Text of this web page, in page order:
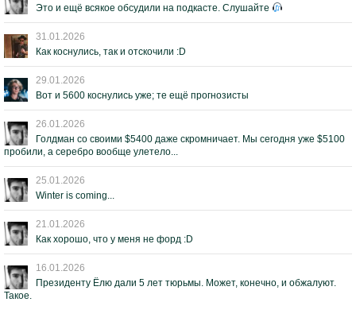
Это и ещё всякое обсудили на подкасте. Слушайте
31.01.2026
Как коснулись, так и отскочили :D
29.01.2026
Вот и 5600 коснулись уже; те ещё прогнозисты
26.01.2026
Голдман со своими $5400 даже скромничает. Мы сегодня уже $5100
пробили, а серебро вообще улетело...
25.01.2026
Winter is coming...
21.01.2026
Как хорошо, что у меня не форд :D
16.01.2026
Президенту Ёлю дали 5 лет тюрьмы. Может, конечно, и обжалуют.
Такое.